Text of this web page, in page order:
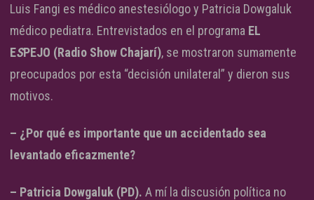
Luis Fangi es médico anestesiólogo y Patricia Dowgaluk
médico pediatra. Entrevistados en el programa EL
ESPEJO (Radio Show Chajarí), se mostraron sumamente
preocupados por esta “decisión unilateral” y dieron sus
motivos.
– ¿Por qué es importante que un accidentado sea
levantado eficazmente?
– Patricia Dowgaluk (PD). A mí la discusión política no